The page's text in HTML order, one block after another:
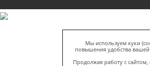
Мы используем куки
повышения удобства
Продолжая работу с сайтом,